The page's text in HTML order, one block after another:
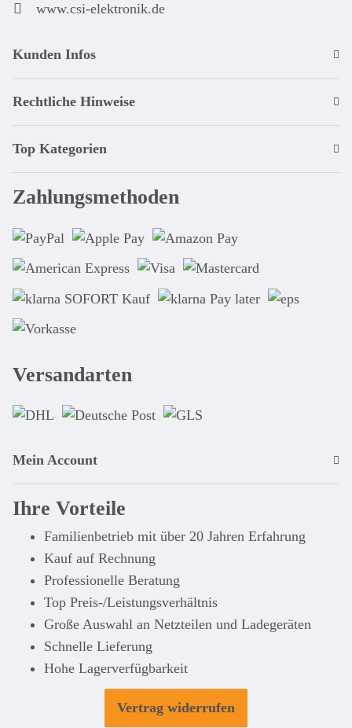
www.csi-elektronik.de
Kunden Infos
Rechtliche Hinweise
Top Kategorien
Zahlungsmethoden
Versandarten
Mein Account
Ihre Vorteile
Familienbetrieb mit über 20 Jahren Erfahrung
Kauf auf Rechnung
Professionelle Beratung
Top Preis-/Leistungsverhältnis
Große Auswahl an Netzteilen und Ladegeräten
Schnelle Lieferung
Hohe Lagerverfügbarkeit
Vertrag widerrufen